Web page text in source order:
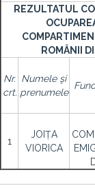
REZULTATUL
ROMÂNII
Nr.
crt.
Numele şi
prenumele
1
JOIȚA
VIORICA